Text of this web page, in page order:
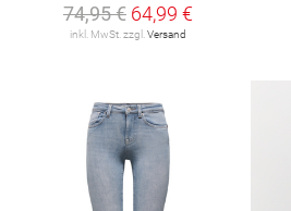
74,95 € 64,99 €
inkl. MwSt. zzgl. Versand